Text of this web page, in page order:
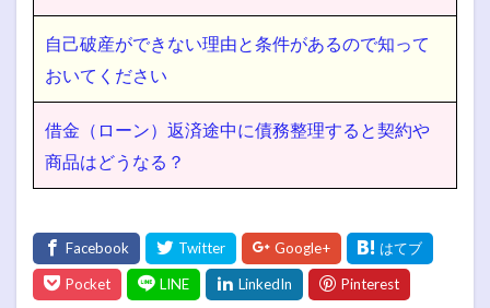
自己破産ができない理由と条件があるので知って
おいてください
借金（ローン）返済途中に債務整理すると契約や
商品はどうなる？